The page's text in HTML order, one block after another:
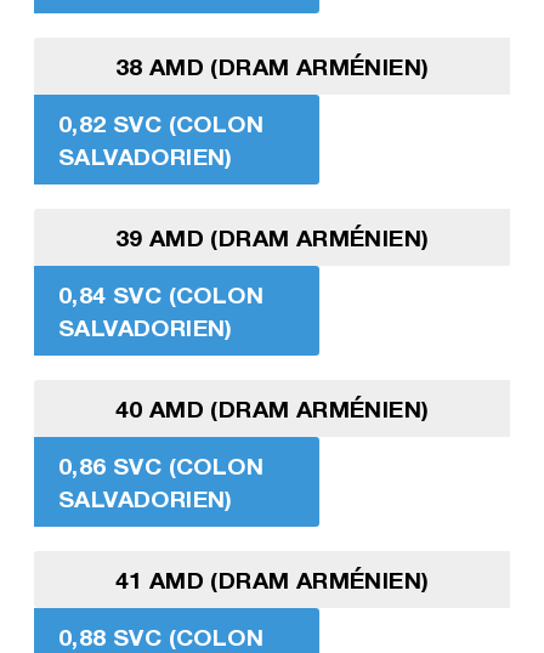
38 AMD (DRAM ARMÉNIEN)
0,82 SVC (COLON
SALVADORIEN)
39 AMD (DRAM ARMÉNIEN)
0,84 SVC (COLON
SALVADORIEN)
40 AMD (DRAM ARMÉNIEN)
0,86 SVC (COLON
SALVADORIEN)
41 AMD (DRAM ARMÉNIEN)
0,88 SVC (COLON